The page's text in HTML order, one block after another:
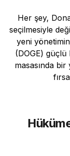
Her şey,
seçilmesiyle
yeni
(DOGE)
masasında